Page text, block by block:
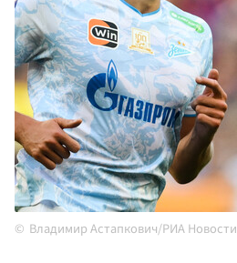
Владимир Астапкович/РИА Новости